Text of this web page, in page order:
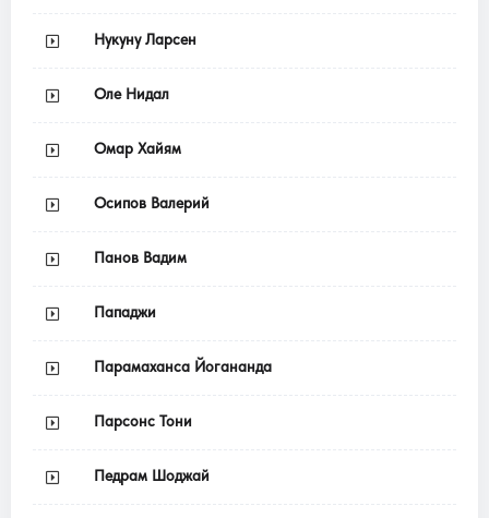
Нукуну Ларсен
Оле Нидал
Омар Хайям
Осипов Валерий
Панов Вадим
Пападжи
Парамаханса Йогананда
Парсонс Тони
Педрам Шоджай